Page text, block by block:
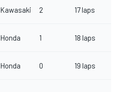
Kawasaki 2 17 laps
Honda 1 18 laps
Honda 0 19 laps